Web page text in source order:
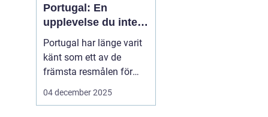
Portugal: En
upplevelse du inte
vill missa
Portugal har länge varit
känt som ett av de
främsta resmålen för
surfentusiaster. Landets
04 december 2025